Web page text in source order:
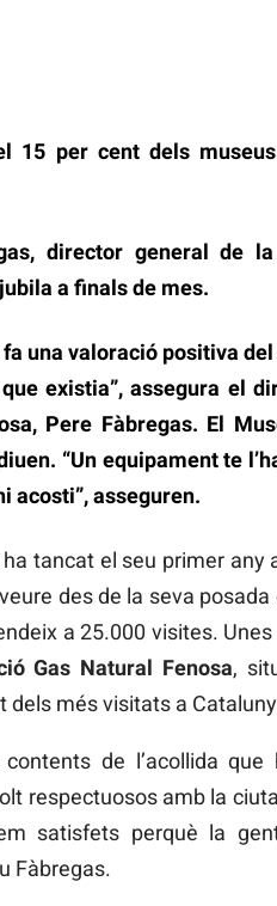
15 per cent dels
director general de
a finals de mes.
fa una valoració positiva
existia”, assegura el
Pere Fàbregas. El
“Un equipament te
acosti”, asseguren.
ha tancat el seu primer
des de la seva
a 25.000 visites.
Gas Natural Fenosa,
dels més visitats a
de l’acollida
respectuosos amb la
satisfets perquè la
Fàbregas.